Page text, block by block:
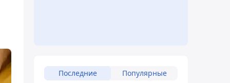
Последние Популярные